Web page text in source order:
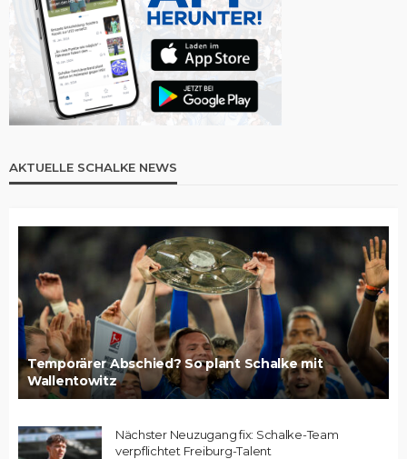
AKTUELLE SCHALKE NEWS
Temporärer Abschied? So plant Schalke mit
Wallentowitz
Nächster Neuzugang fix: Schalke-Team
verpflichtet Freiburg-Talent